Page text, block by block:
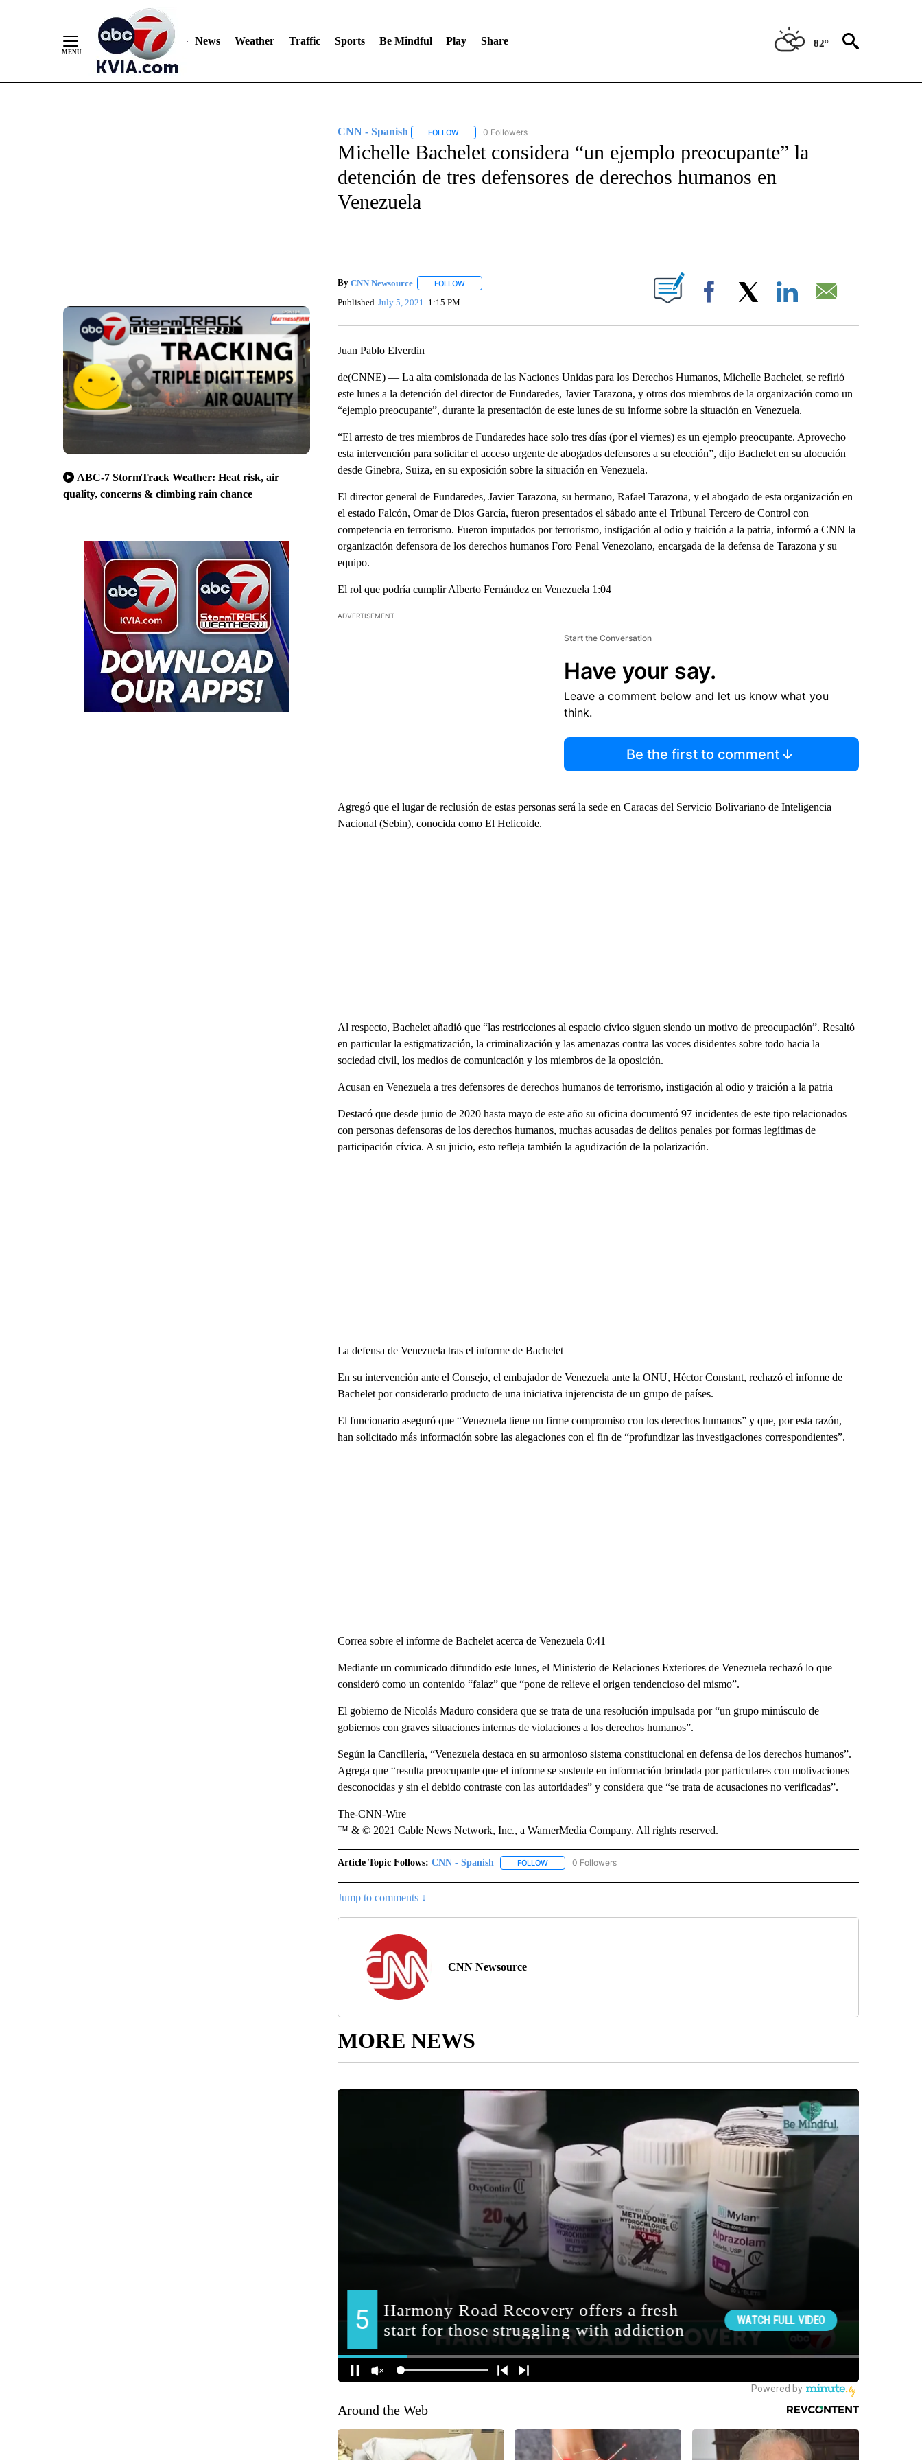
News Weather Traffic Sports Be Mindful Play Share 82°
ABC-7 StormTrack Weather: Heat risk, air
quality, concerns & climbing rain chance
CNN - Spanish FOLLOWFOLLOW "CNN - SPANISH" TO RECEIVE NOTIFICATIONS ABOUT NEW PAGES ON "CNN - SPANISH".
0 Followers
Michelle Bachelet considera “un ejemplo preocupante” la
detención de tres defensores de derechos humanos en
Venezuela
By CNN Newsource FOLLOWFOLLOW "" TO RECEIVE NOTIFICATIONS ABOUT NEW PAGES ON "".
Published July 5, 2021 1:15 PM Facebook
Juan Pablo Elverdin
de(CNNE) — La alta comisionada de las Naciones Unidas para los Derechos Humanos, Michelle Bachelet, se refirió
este lunes a la detención del director de Fundaredes, Javier Tarazona, y otros dos miembros de la organización como un
“ejemplo preocupante”, durante la presentación de este lunes de su informe sobre la situación en Venezuela.
“El arresto de tres miembros de Fundaredes hace solo tres días (por el viernes) es un ejemplo preocupante. Aprovecho
esta intervención para solicitar el acceso urgente de abogados defensores a su elección”, dijo Bachelet en su alocución
desde Ginebra, Suiza, en su exposición sobre la situación en Venezuela.
El director general de Fundaredes, Javier Tarazona, su hermano, Rafael Tarazona, y el abogado de esta organización en
el estado Falcón, Omar de Dios García, fueron presentados el sábado ante el Tribunal Tercero de Control con
competencia en terrorismo. Fueron imputados por terrorismo, instigación al odio y traición a la patria, informó a CNN la
organización defensora de los derechos humanos Foro Penal Venezolano, encargada de la defensa de Tarazona y su
equipo.
El rol que podría cumplir Alberto Fernández en Venezuela 1:04
ADVERTISEMENT
Start the Conversation
Have your say.
Leave a comment below and let us know what you
think.
Be the first to comment
Agregó que el lugar de reclusión de estas personas será la sede en Caracas del Servicio Bolivariano de Inteligencia
Nacional (Sebin), conocida como El Helicoide.
Al respecto, Bachelet añadió que “las restricciones al espacio cívico siguen siendo un motivo de preocupación”. Resaltó
en particular la estigmatización, la criminalización y las amenazas contra las voces disidentes sobre todo hacia la
sociedad civil, los medios de comunicación y los miembros de la oposición.
Acusan en Venezuela a tres defensores de derechos humanos de terrorismo, instigación al odio y traición a la patria
Destacó que desde junio de 2020 hasta mayo de este año su oficina documentó 97 incidentes de este tipo relacionados
con personas defensoras de los derechos humanos, muchas acusadas de delitos penales por formas legítimas de
participación cívica. A su juicio, esto refleja también la agudización de la polarización.
La defensa de Venezuela tras el informe de Bachelet
En su intervención ante el Consejo, el embajador de Venezuela ante la ONU, Héctor Constant, rechazó el informe de
Bachelet por considerarlo producto de una iniciativa injerencista de un grupo de países.
El funcionario aseguró que “Venezuela tiene un firme compromiso con los derechos humanos” y que, por esta razón,
han solicitado más información sobre las alegaciones con el fin de “profundizar las investigaciones correspondientes”.
Correa sobre el informe de Bachelet acerca de Venezuela 0:41
Mediante un comunicado difundido este lunes, el Ministerio de Relaciones Exteriores de Venezuela rechazó lo que
consideró como un contenido “falaz” que “pone de relieve el origen tendencioso del mismo”.
El gobierno de Nicolás Maduro considera que se trata de una resolución impulsada por “un grupo minúsculo de
gobiernos con graves situaciones internas de violaciones a los derechos humanos”.
Según la Cancillería, “Venezuela destaca en su armonioso sistema constitucional en defensa de los derechos humanos”.
Agrega que “resulta preocupante que el informe se sustente en información brindada por particulares con motivaciones
desconocidas y sin el debido contraste con las autoridades” y considera que “se trata de acusaciones no verificadas”.
The-CNN-Wire
™ & © 2021 Cable News Network, Inc., a WarnerMedia Company. All rights reserved.
Article Topic Follows: CNN - Spanish FOLLOWFOLLOW "CNN - SPANISH" TO RECEIVE NOTIFICATIONS ABOUT NEW PAGES ON "CNN - SPANISH".
0 Followers
Jump to comments ↓
CNN Newsource
MORE NEWS
Around the Web